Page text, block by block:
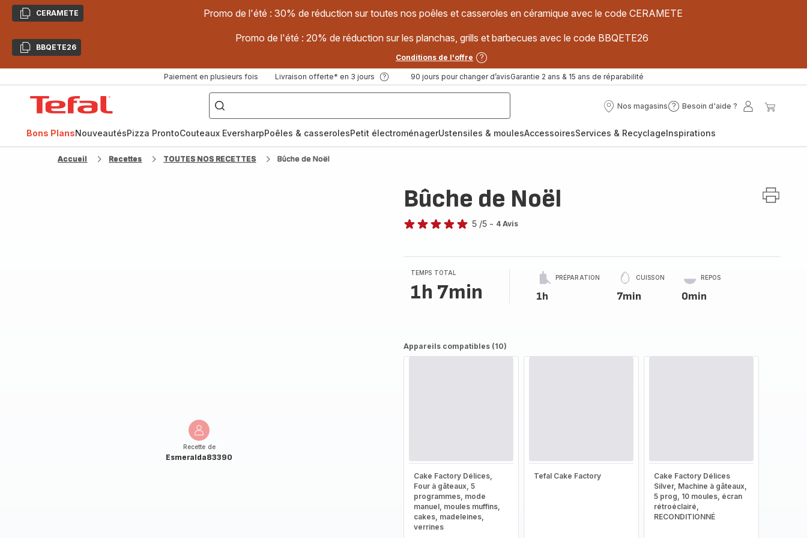
CopierCERAMETE Promo de l'été : 30% de réduction sur toutes nos poêles et casseroles en céramique avec le code CERAMETE
CopierBBQETE26
Promo de l'été : 20% de réduction sur les planchas, grills et barbecues avec le code BBQETE26
Conditions de l'offre
Paiement en plusieurs fois Livraison offerte* en 3 jours 90 jours pour changer d’avisGarantie 2 ans & 15 ans de réparabilité
["Poêles
inox,
Cake
Factory,
Nos magasins
Nos
Besoin d'aide ?
Besoin
?
Mon
Bons PlansNouveautésPizza ProntoCouteaux EversharpPoêles & casserolesPetit électroménagerUstensiles & moulesAccessoiresServices & RecyclageInspirations
Accueil Recettes TOUTES NOS RECETTES Bûche de Noël
Recette de
Esmeralda83390
Bûche de Noël
étoiles
(moyenne)
5 /5 - 4 Avis
TEMPS TOTAL
1h 7min
PRÉPARATION
1h
CUISSON
7min
REPOS
0min
Appareils compatibles (10)
Cake Factory Délices,
Four à gâteaux, 5
programmes, mode
manuel, moules muffins,
cakes, madeleines,
verrines
Tefal Cake Factory
Cake Factory Délices
Silver, Machine à gâteaux,
5 prog, 10 moules, écran
rétroéclairé,
RECONDITIONNÉ